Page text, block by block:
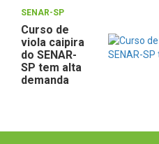
SENAR-SP
Curso de
viola caipira
do SENAR-
SP tem alta
demanda